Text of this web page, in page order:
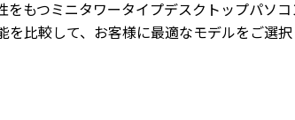
もつミニタワータイプデスクトップパソ
比較して、お客様に最適なモデルをご選択